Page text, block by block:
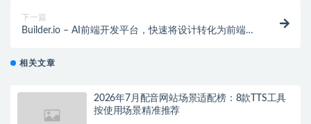
下一篇
Builder.io – AI前端开发平台，快速将设计转化为前端代
相关文章
2026年7月配音网站场景适配榜：8款TTS工具
按使用场景精准推荐